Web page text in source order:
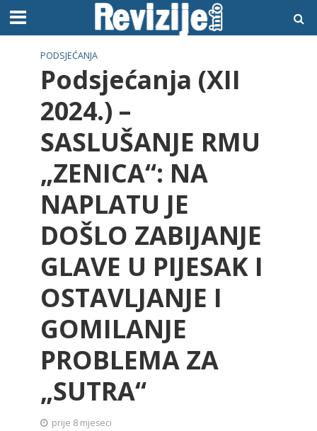
PODSJEĆANJA
Podsjećanja (XII
2024.) –
SASLUŠANJE RMU
„ZENICA“: NA
NAPLATU JE
DOŠLO ZABIJANJE
GLAVE U PIJESAK I
OSTAVLJANJE I
GOMILANJE
PROBLEMA ZA
„SUTRA“
prije 8 mjeseci